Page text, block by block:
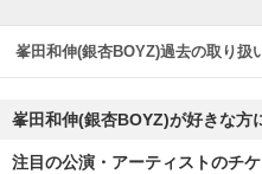
峯田和伸(銀杏BOYZ)過去の取り扱
峯田和伸(銀杏BOYZ)が好きな方
注目の公演・アーティストのチ